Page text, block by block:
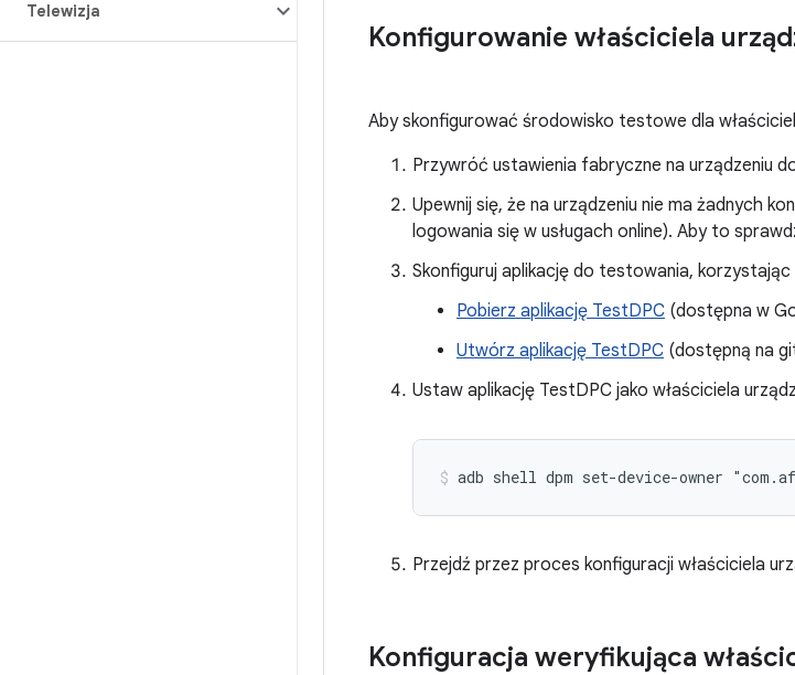
Telewizja
Konfigurowanie właściciela
Aby skonfigurować środowisko testowe dla
Przywróć ustawienia fabryczne na urządzeniu
Upewnij się, że na urządzeniu nie ma żadnych
logowania się w usługach online). Aby to
Skonfiguruj aplikację do testowania,
Pobierz aplikację TestDPC (dostępna w
Utwórz aplikację TestDPC (dostępną na
Ustaw aplikację TestDPC jako właściciela
Przejdź przez proces konfiguracji właściciela
Konfiguracja weryfikująca